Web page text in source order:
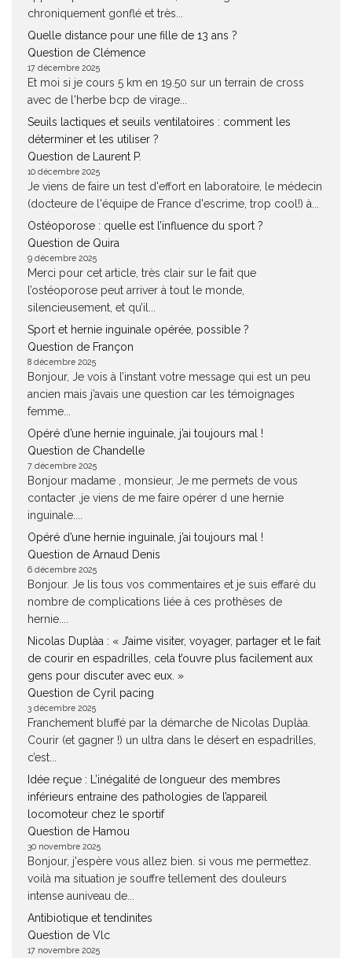
chroniquement gonflé et très...
Quelle distance pour une fille de 13 ans ?
Question de Clémence
17 décembre 2025
Et moi si je cours 5 km en 19.50 sur un terrain de cross
avec de l'herbe bcp de virage...
Seuils lactiques et seuils ventilatoires : comment les
déterminer et les utiliser ?
Question de Laurent P.
10 décembre 2025
Je viens de faire un test d'effort en laboratoire, le médecin
(docteure de l'équipe de France d'escrime, trop cool!) à...
Ostéoporose : quelle est l’influence du sport ?
Question de Quira
9 décembre 2025
Merci pour cet article, très clair sur le fait que
l’ostéoporose peut arriver à tout le monde,
silencieusement, et qu’il...
Sport et hernie inguinale opérée, possible ?
Question de Françon
8 décembre 2025
Bonjour, Je vois à l’instant votre message qui est un peu
ancien mais j’avais une question car les témoignages
femme...
Opéré d’une hernie inguinale, j’ai toujours mal !
Question de Chandelle
7 décembre 2025
Bonjour madame , monsieur, Je me permets de vous
contacter ,je viens de me faire opérer d une hernie
inguinale....
Opéré d’une hernie inguinale, j’ai toujours mal !
Question de Arnaud Denis
6 décembre 2025
Bonjour. Je lis tous vos commentaires et je suis effaré du
nombre de complications liée à ces prothèses de
hernie....
Nicolas Duplàa : « J’aime visiter, voyager, partager et le fait
de courir en espadrilles, cela t’ouvre plus facilement aux
gens pour discuter avec eux. »
Question de Cyril pacing
3 décembre 2025
Franchement bluffé par la démarche de Nicolas Duplàa.
Courir (et gagner !) un ultra dans le désert en espadrilles,
c’est...
Idée reçue : L’inégalité de longueur des membres
inférieurs entraine des pathologies de l’appareil
locomoteur chez le sportif
Question de Hamou
30 novembre 2025
Bonjour, j'espère vous allez bien. si vous me permettez.
voilà ma situation je souffre tellement des douleurs
intense auniveau de...
Antibiotique et tendinites
Question de Vlc
17 novembre 2025